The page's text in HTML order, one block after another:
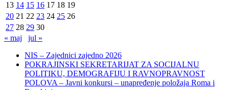
13 14 15 16 17 18 19
20 21 22 23 24 25 26
27 28 29 30
« maj
jul »
NIS – Zajednici zajedno 2026
POKRAJINSKI SEKRETARIJAT ZA SOCIJALNU
POLITIKU, DEMOGRAFIJU I RAVNOPRAVNOST
POLOVA – Javni konkursi – unapređenje položaja Roma i